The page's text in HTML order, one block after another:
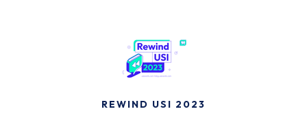
REWIND USI 2023